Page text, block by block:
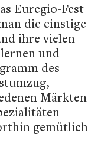
Euregio-Fest
die einstige
ihre vielen
und
des
Märkten
gemütlich